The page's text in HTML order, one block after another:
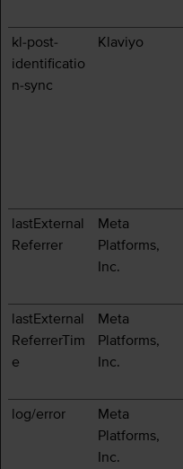
kl-post-
identificatio
n-sync
Klaviyo
lastExternal
Referrer
Meta
Platforms,
Inc.
lastExternal
ReferrerTim
e
Meta
Platforms,
Inc.
log/error
Meta
Platforms,
Inc.